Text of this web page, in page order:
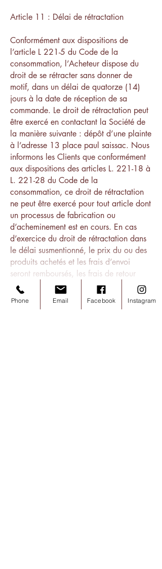
Article 11 : Délai de rétractation
Conformément aux dispositions de
l’article L 221-5 du Code de la
consommation, l’Acheteur dispose du
droit de se rétracter sans donner de
motif, dans un délai de quatorze (14)
jours à la date de réception de sa
commande. Le droit de rétractation peut
être exercé en contactant la Société de
la manière suivante : dépôt d’une plainte
à l’adresse 13 place paul saissac. Nous
informons les Clients que conformément
aux dispositions des articles L. 221-18 à
L. 221-28 du Code de la
consommation, ce droit de rétractation
ne peut être exercé pour tout article dont
un processus de fabrication ou
d’acheminement est en cours. En cas
d’exercice du droit de rétractation dans
le délai susmentionné, le prix du ou des
produits achetés et les frais d’envoi
seront remboursés, les frais de retour
restant à la charge du Client. Les retours
des produits sont à effectuer dans leur
état d’origine et complets (emballage,
Phone Email Facebook Instagram